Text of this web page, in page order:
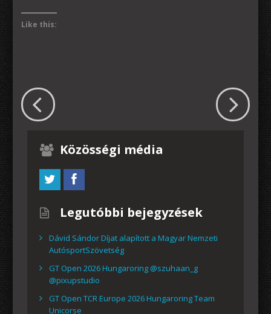
Like this:
Közösségi média
Legutóbbi bejegyzések
Dávid Sándor Díjat alapított a Magyar Nemzeti
AutósportSzövetség
GT Open 2026 Hungaroring @szuhaan_g
@pixupstudio
GT Open TCR Europe 2026 Hungaroring Team
Unicorse